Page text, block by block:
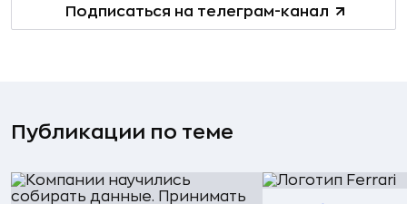
Подписаться на телеграм-канал
Публикации по теме